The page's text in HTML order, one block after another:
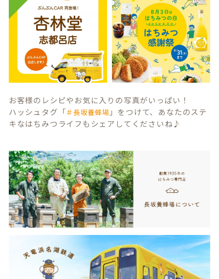
お客様のレシピやお気に入りの写真がいっぱい！
ハッシュタグ「＃長坂養蜂場 」をつけて、あなたのステ
キなはちみつライフもシェアしてくださいね♪